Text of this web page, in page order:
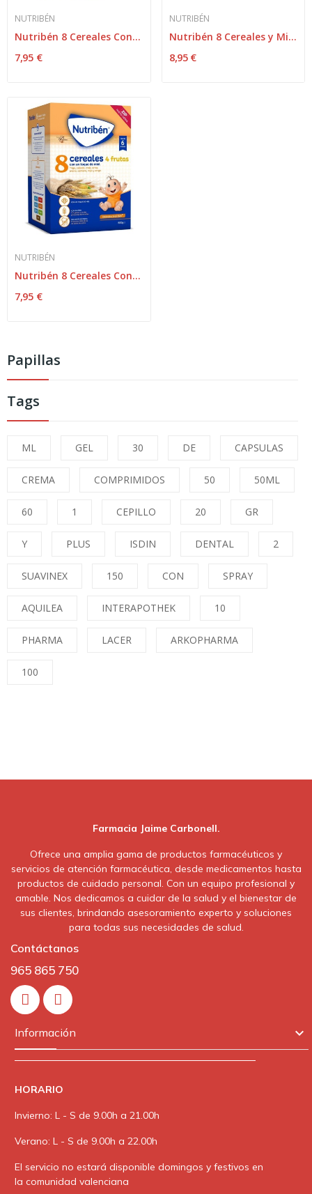
Papillas
Tags
ML GEL 30 DE CAPSULAS
CREMA COMPRIMIDOS 50 50ML
60 1 CEPILLO 20 GR
Y PLUS ISDIN DENTAL 2
SUAVINEX 150 CON SPRAY
AQUILEA INTERAPOTHEK 10
PHARMA LACER ARKOPHARMA
100
NUTRIBÉN
Nutribén 8 Cereales Con Un Toque De Miel Con...
7,95 €
NUTRIBÉN
Nutribén 8 Cereales y Miel 1000gr
8,95 €
NUTRIBÉN
Nutribén 8 Cereales Con Un Toque De Miel 4...
7,95 €
Farmacia Jaime Carbonell.
Ofrece una amplia gama de productos farmacéuticos y
servicios de atención farmacéutica, desde medicamentos hasta
productos de cuidado personal. Con un equipo profesional y
amable. Nos dedicamos a cuidar de la salud y el bienestar de
sus clientes, brindando asesoramiento experto y soluciones
para todas sus necesidades de salud.
Contáctanos
965 865 750
Información 
HORARIO
Invierno: L - S de 9.00h a 21.00h
Verano: L - S de 9.00h a 22.00h
El servicio no estará disponible domingos y festivos en
la comunidad valenciana